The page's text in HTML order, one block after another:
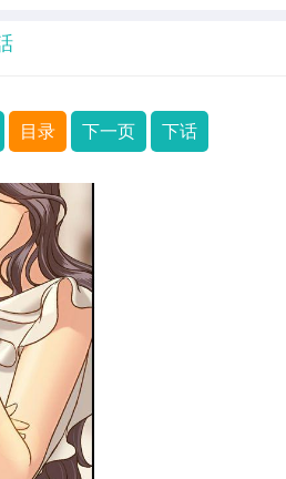
目录 下一页 下话